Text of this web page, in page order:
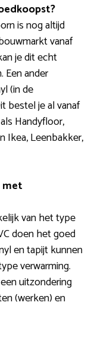
is nog altijd
vanaf
je dit echt
ander
(in de
bestel je al vanaf
Handyfloor,
Ikea, Leenbakker,
met
van het type
doen het goed
en tapijt kunnen
verwarming.
uitzondering
(werken) en